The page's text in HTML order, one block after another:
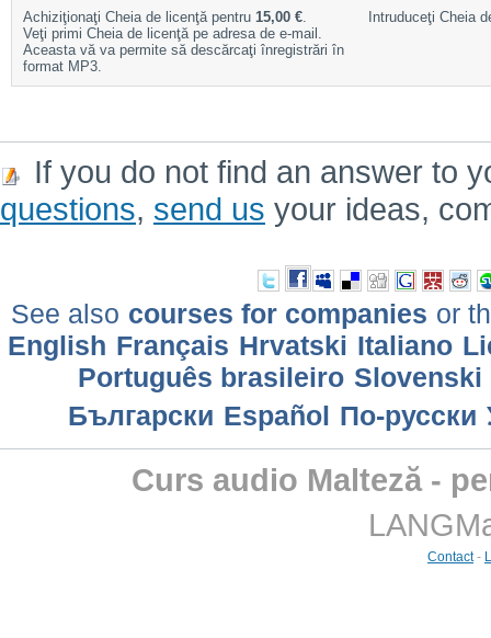
Achiziţionaţi Cheia de licenţă pentru 15,00 €.
Veţi primi Cheia de licenţă pe adresa de e-mail.
Aceasta vă va permite să descărcaţi înregistrări în
format MP3.
Intruduceţi Cheia
If you do not find an answer to
questions, send us your ideas,
See also courses for companies or
English Français Hrvatski Italiano
Português brasileiro Slovenski
Български Еspañol По-русски
Curs audio Malteză -
Contact-